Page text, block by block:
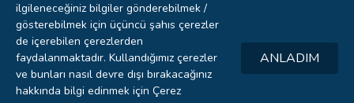
0332
221 4444
Hızlı
RANDEVU
ilgileneceğiniz bilgiler gönderebilmek /
gösterebilmek için üçüncü şahıs çerezler
de içerebilen çerezlerden
faydalanmaktadır. Kullandığımız çerezler
ve bunları nasıl devre dışı bırakacağınız
hakkında bilgi edinmek için Çerez
ANLADIM